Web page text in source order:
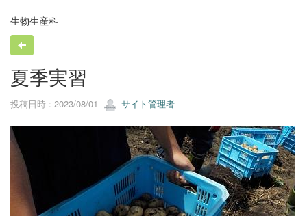
生物生産科
夏季実習
投稿日時 : 2023/08/01 サイト管理者